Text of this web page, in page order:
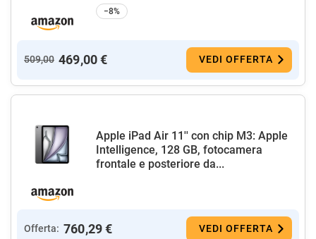
−8%
509,00 469,00 € VEDI OFFERTA
Apple iPad Air 11'' con chip M3: Apple
Intelligence, 128 GB, fotocamera
frontale e posteriore da...
Offerta: 760,29 € VEDI OFFERTA